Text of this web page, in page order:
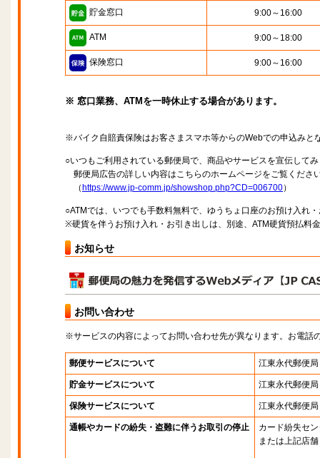
貯金窓口 9:00～16:00
ATM 9:00～18:00
保険窓口 9:00～16:00
※ 窓口業務、ATMを一時休止する場合があります。
※バイク自賠責保険はお客さまスマホ等からのWebでの申込みと
○いつもご利用されている郵便局で、商品やサービスを宣伝して
郵便局広告の詳しい内容はこちらのホームページをご覧くださ
（ https://www.jp-comm.jp/showshop.php?CD=006700）
○ATMでは、いつでも手数料無料で、ゆうちょ口座のお預け入れ
※硬貨を伴うお預け入れ・お引き出しは、別途、ATM硬貨預払料
お知らせ
お問い合わせ
※サービスの内容によってお問い合わせ先が異なります。お電話
郵便サービスについて 江東永代郵便局
貯金サービスについて 江東永代郵便局
保険サービスについて 江東永代郵便局
通帳やカードの紛失・盗難に伴うお取引の停止
カード紛失セ
または上記店舗